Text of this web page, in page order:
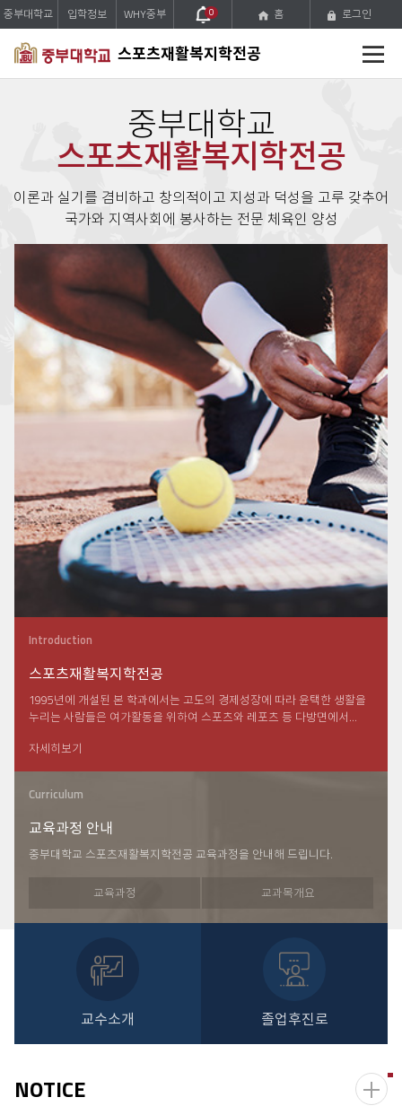
스포츠재활복지학전공
메
중부대학교 입학정보 WHY중부 0 홈 로그인
중부대학교
스포츠재활복지학전공
이론과 실기를 겸비하고 창의적이고 지성과 덕성을 고루 갖추어
국가와 지역사회에 봉사하는 전문 체육인 양성
Introduction
스포츠재활복지학전공
1995년에 개설된 본 학과에서는 고도의 경제성장에 따라 윤택한 생활을
누리는 사람들은 여가활동을 위하여 스포츠와 레포츠 등 다방면에서...
자세히보기
Curriculum
교육과정 안내
중부대학교 스포츠재활복지학전공 교육과정을 안내해 드립니다.
교육과정 교과목개요
교수소개 졸업후진로
NOTICE
더